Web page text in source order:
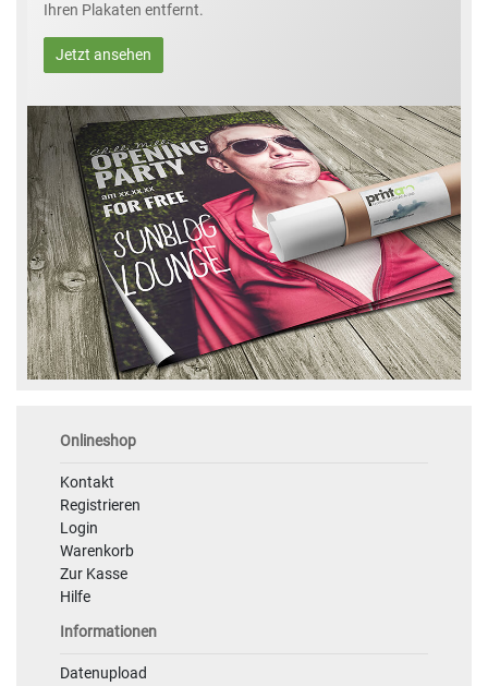
Ihren Plakaten entfernt.
Jetzt ansehen
Onlineshop
Kontakt
Registrieren
Login
Warenkorb
Zur Kasse
Hilfe
Informationen
Datenupload